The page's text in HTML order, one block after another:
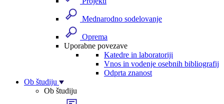
Mednarodno sodelovanje
Oprema
Uporabne povezave
Katedre in laboratoriji
Vnos in vodenje osebnih bibliografij
Odprta znanost
Ob študiju
Ob študiju